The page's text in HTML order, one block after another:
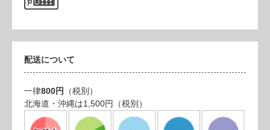
配送について
一律800円
（税別）
北海道・沖縄は1,500円（税別）